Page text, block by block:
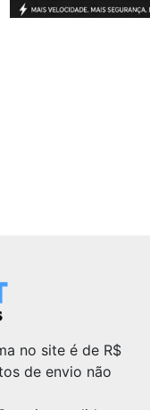
no site é de R$
de envio não